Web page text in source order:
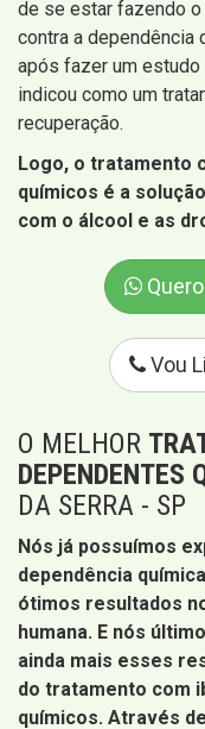
de se estar fazendo o
contra a dependência
após fazer um
indicou como um
recuperação.
Logo, o tratamento
químicos é a
com o álcool e as
Vou
O MELHOR
DEPENDENTES
DA SERRA - SP
Nós já possuímos
dependência
ótimos resultados
humana. E nós
ainda mais esses
do tratamento com
químicos. Através